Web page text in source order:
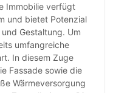
Immobilie verfügt
und bietet Potenzial
Gestaltung. Um
umfangreiche
In diesem Zuge
Fassade sowie die
Wärmeversorgung